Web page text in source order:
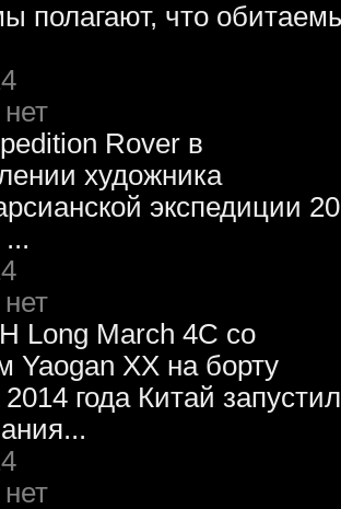
полагают, что
экспедиции
2014 года Китай